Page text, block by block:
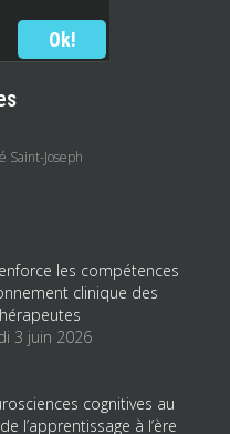
Saint-Joseph
les compétences
clinique des
3 juin 2026
cognitives au
l’apprentissage à l’ère